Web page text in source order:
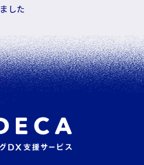
した